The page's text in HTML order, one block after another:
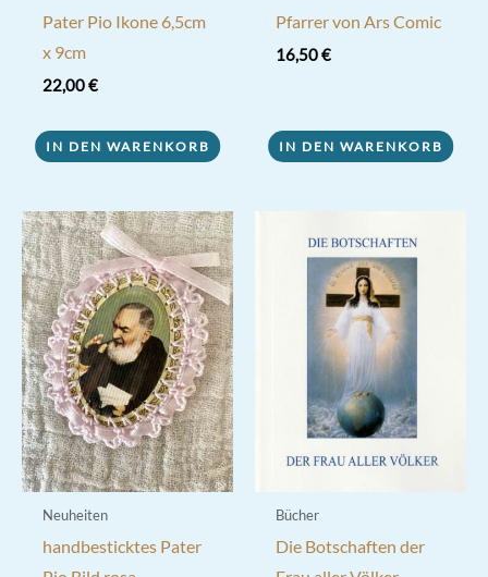
Pater Pio Ikone 6,5cm
x 9cm
22,00€
IN DEN WARENKORB
Pfarrer von Ars Comic
16,50€
IN DEN WARENKORB
Neuheiten
handbesticktes Pater
Bücher
Die Botschaften der